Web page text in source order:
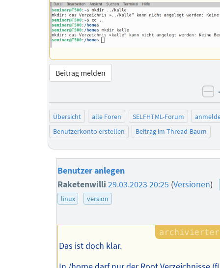
Beitrag melden
Übersicht alle Foren SELFHTML-Forum
Benutzerkonto erstellen
Beitrag im Thread-Baum
Benutzer anlegen
Raketenwilli29.03.2023 20:25 (Versionen)
linux version
Das ist doch klar.